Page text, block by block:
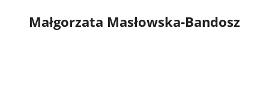
Małgorzata Masłowska-Bandosz